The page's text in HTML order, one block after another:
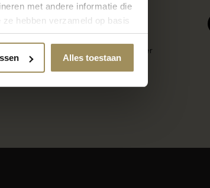
met andere informatie die
hebben verzameld op basis
Alles toestaan
Locatie Maastricht
6000m2 wonen, slapen en meer
7 dagen per week geopend